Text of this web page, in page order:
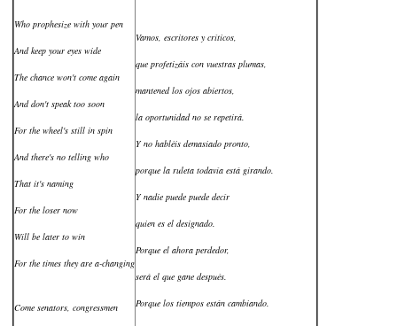
Who prophesize with your pen
And keep your eyes wide
The chance won't come again
And don't speak too soon
For the wheel's still in spin
And there's no telling who
That it's naming
For the loser now
Will be later to win
For the times they are a-changing
Come senators, congressmen
Vamos, escritores y críticos,
que profetizáis con vuestras plumas,
mantened los ojos abiertos,
la oportunidad no se repetirá.
Y no habléis demasiado pronto,
porque la ruleta todavía está girando.
Y nadie puede puede decír
quien es el designado.
Porque el ahora perdedor,
será el que gane después.
Porque los tiempos están cambiando.